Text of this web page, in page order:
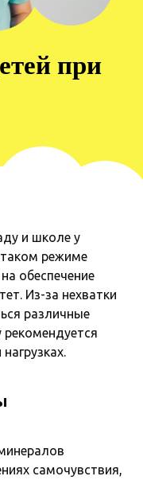
при
и школе у
таком режиме
обеспечение
Из-за нехватки
различные
самочувствия,